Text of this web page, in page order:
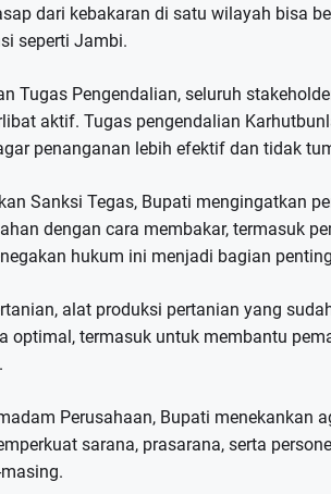
dari kebakaran di satu wilayah bisa
seperti Jambi.
Tugas Pengendalian, seluruh
aktif. Tugas pengendalian
penanganan lebih efektif dan tidak
Sanksi Tegas, Bupati mengingatkan
dengan cara membakar, termasuk
hukum ini menjadi bagian
alat produksi pertanian yang
optimal, termasuk untuk membantu
Perusahaan, Bupati menekankan
sarana, prasarana, serta